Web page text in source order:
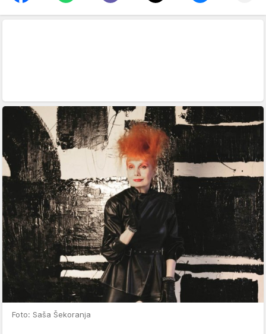
Foto: Saša Šekoranja